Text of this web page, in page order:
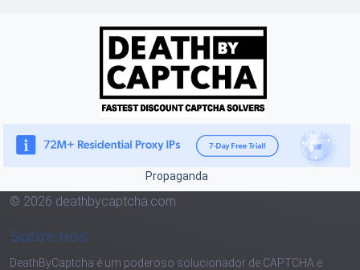
Propaganda
© 2026 deathbycaptcha.com
Sobre nós
DeathByCaptcha é um poderoso solucionador de CAPTCHA e